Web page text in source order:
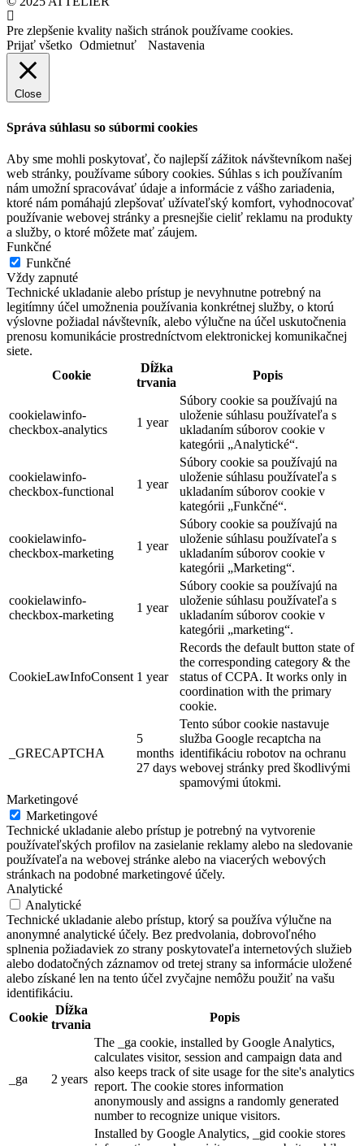
Pre zlepšenie kvality našich stránok používame cookies.
Prijať všetko Odmietnuť Nastavenia
Close
Správa súhlasu so súbormi cookies
Aby sme mohli poskytovať, čo najlepší zážitok návštevníkom našej
web stránky, používame súbory cookies. Súhlas s ich používaním
nám umožní spracovávať údaje a informácie z vášho zariadenia,
ktoré nám pomáhajú zlepšovať užívateľský komfort, vyhodnocovať
používanie webovej stránky a presnejšie cieliť reklamu na produkty
a služby, o ktoré môžete mať záujem.
Funkčné
Funkčné
Vždy zapnuté
Technické ukladanie alebo prístup je nevyhnutne potrebný na
legitímny účel umožnenia používania konkrétnej služby, o ktorú
výslovne požiadal návštevník, alebo výlučne na účel uskutočnenia
prenosu komunikácie prostredníctvom elektronickej komunikačnej
siete.
Cookie
Dĺžka
trvania
Popis
cookielawinfo-
checkbox-analytics
1 year
Súbory cookie sa používajú na
uloženie súhlasu používateľa s
ukladaním súborov cookie v
kategórii „Analytické“.
cookielawinfo-
checkbox-functional
1 year
Súbory cookie sa používajú na
uloženie súhlasu používateľa s
ukladaním súborov cookie v
kategórii „Funkčné“.
cookielawinfo-
checkbox-marketing
1 year
Súbory cookie sa používajú na
uloženie súhlasu používateľa s
ukladaním súborov cookie v
kategórii „Marketing“.
cookielawinfo-
checkbox-marketing
1 year
Súbory cookie sa používajú na
uloženie súhlasu používateľa s
ukladaním súborov cookie v
kategórii „marketing“.
CookieLawInfoConsent 1 year
Records the default button state of
the corresponding category & the
status of CCPA. It works only in
coordination with the primary
cookie.
_GRECAPTCHA
5
months
27 days
Tento súbor cookie nastavuje
služba Google recaptcha na
identifikáciu robotov na ochranu
webovej stránky pred škodlivými
spamovými útokmi.
Marketingové
Marketingové
Technické ukladanie alebo prístup je potrebný na vytvorenie
používateľských profilov na zasielanie reklamy alebo na sledovanie
používateľa na webovej stránke alebo na viacerých webových
stránkach na podobné marketingové účely.
Analytické
Analytické
Technické ukladanie alebo prístup, ktorý sa používa výlučne na
anonymné analytické účely. Bez predvolania, dobrovoľného
splnenia požiadaviek zo strany poskytovateľa internetových služieb
alebo dodatočných záznamov od tretej strany sa informácie uložené
alebo získané len na tento účel zvyčajne nemôžu použiť na vašu
identifikáciu.
Cookie
Dĺžka
trvania
Popis
_ga 2 years
The _ga cookie, installed by Google Analytics,
calculates visitor, session and campaign data and
also keeps track of site usage for the site's analytics
report. The cookie stores information
anonymously and assigns a randomly generated
number to recognize unique visitors.
Installed by Google Analytics, _gid cookie stores